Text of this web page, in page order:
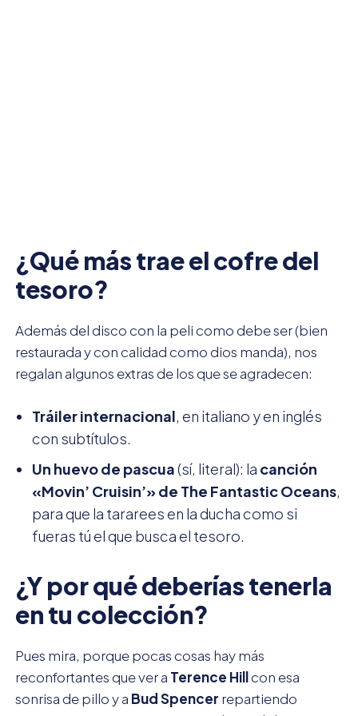
¿Qué más trae el cofre del
tesoro?
Además del disco con la peli como debe ser (bien
restaurada y con calidad como dios manda), nos
regalan algunos extras de los que se agradecen:
Tráiler internacional, en italiano y en inglés
con subtítulos.
Un huevo de pascua(sí, literal): la canción
«Movin’ Cruisin’» de The Fantastic Oceans,
para que la tararees en la ducha como si
fueras tú el que busca el tesoro.
¿Y por qué deberías tenerla
en tu colección?
Pues mira, porque pocas cosas hay más
reconfortantes que ver a Terence Hillcon esa
sonrisa de pillo y a Bud Spencer repartiendo